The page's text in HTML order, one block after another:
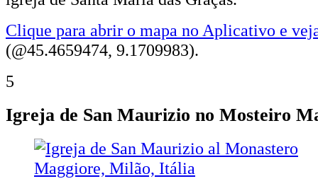
Clique para abrir o mapa no Aplicativo e
(@45.4659474, 9.1709983).
5
Igreja de San Maurizio no Mosteiro